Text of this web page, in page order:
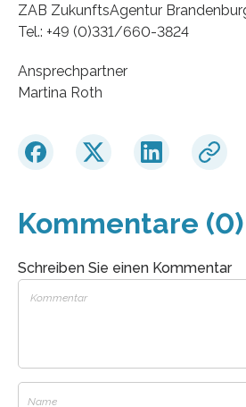
ZAB ZukunftsAgentur
Tel.: +49 (0)331/660-3824
Ansprechpartner
Martina Roth
Kommentare (0)
Schreiben Sie einen Kommentar